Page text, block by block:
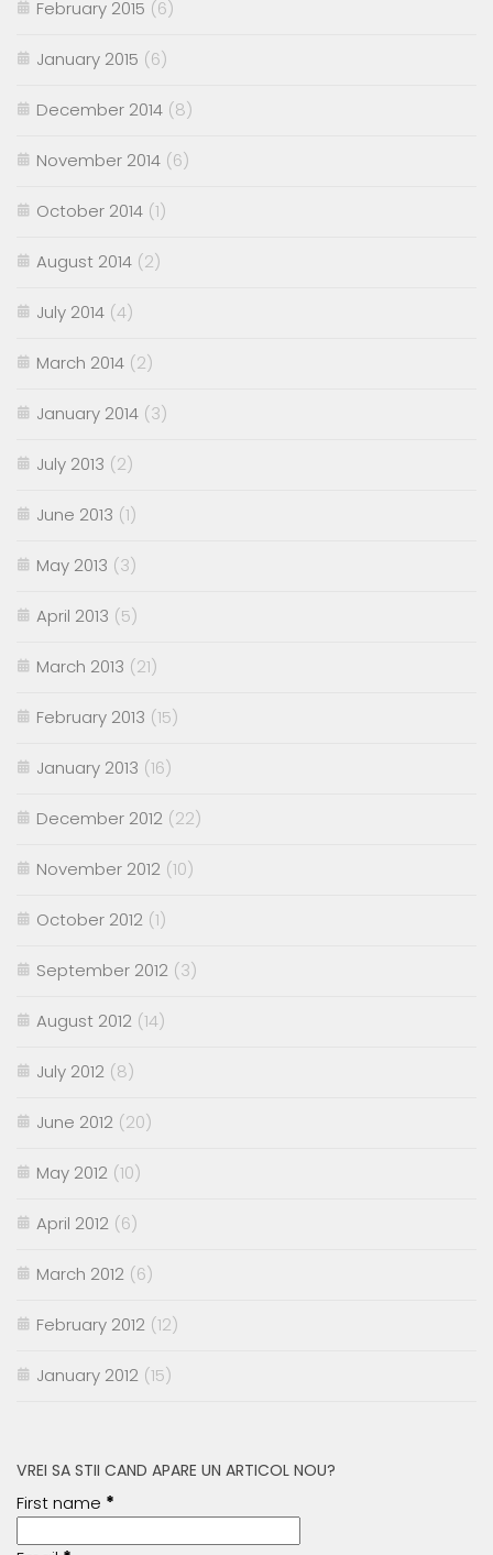
February 2015 (6)
January 2015 (6)
December 2014 (8)
November 2014 (6)
October 2014 (1)
August 2014 (2)
July 2014 (4)
March 2014 (2)
January 2014 (3)
July 2013 (2)
June 2013 (1)
May 2013 (3)
April 2013 (5)
March 2013 (21)
February 2013 (15)
January 2013 (16)
December 2012 (22)
November 2012 (10)
October 2012 (1)
September 2012 (3)
August 2012 (14)
July 2012 (8)
June 2012 (20)
May 2012 (10)
April 2012 (6)
March 2012 (6)
February 2012 (12)
January 2012 (15)
VREI SA STII CAND APARE UN ARTICOL NOU?
First name *